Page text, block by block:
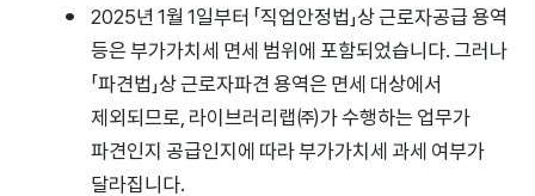
2025년 1월 1일부터 「직업안정법」상 근로자공급 용역
등은 부가가치세 면세 범위에 포함되었습니다. 그러나
「파견법」상 근로자파견 용역은 면세 대상에서
제외되므로, 라이브러리랩(주)가 수행하는 업무가
파견인지 공급인지에 따라 부가가치세 과세 여부가
달라집니다.